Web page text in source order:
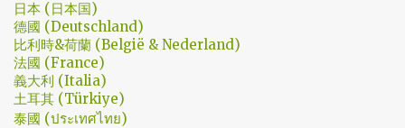
我知道，我放不下這部劇了。 但這編劇藥下的好猛，同一集還不肯
放手。結尾細節就不說了，硬是收的漂亮 - 這麼棒的劇才第四集，
不禁讓我倍感期待，也開始每週期待上演的時間。 還加了Prison
Break的梗，剛好我就是PB的劇迷呀!!! 這應該是很感人的橋段，但怎
麼腦海中覺得奶奶好像和ET一樣要飛往月球了… 看到這的時候只覺
得大叔身體真是好，我應該已經無法揹著媽...
日本 (日本国)
德國 (Deutschland)
比利時&荷蘭 (België & Nederland)
法國 (France)
義大利 (Italia)
土耳其 (Türkiye)
泰國 (ประเทศไทย)